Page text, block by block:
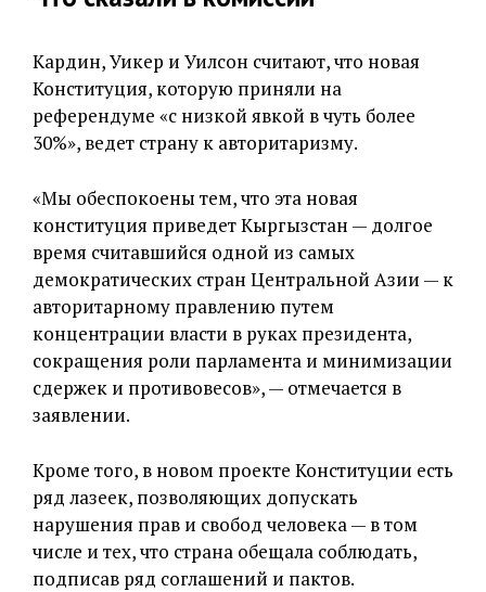
Кардин, Уикер и Уилсон считают, что новая
Конституция, которую приняли на
референдуме «с низкой явкой в чуть более
30%», ведет страну к авторитаризму.
«Мы обеспокоены тем, что эта новая
конституция приведет Кыргызстан — долгое
время считавшийся одной из самых
демократических стран Центральной Азии — к
авторитарному правлению путем
концентрации власти в руках президента,
сокращения роли парламента и минимизации
сдержек и противовесов», — отмечается в
заявлении.
Кроме того, в новом проекте Конституции есть
ряд лазеек, позволяющих допускать
нарушения прав и свобод человека — в том
числе и тех, что страна обещала соблюдать,
подписав ряд соглашений и пактов.